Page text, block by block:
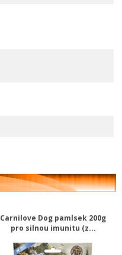
Carnilove Dog pamlsek 200g
pro silnou imunitu (z...